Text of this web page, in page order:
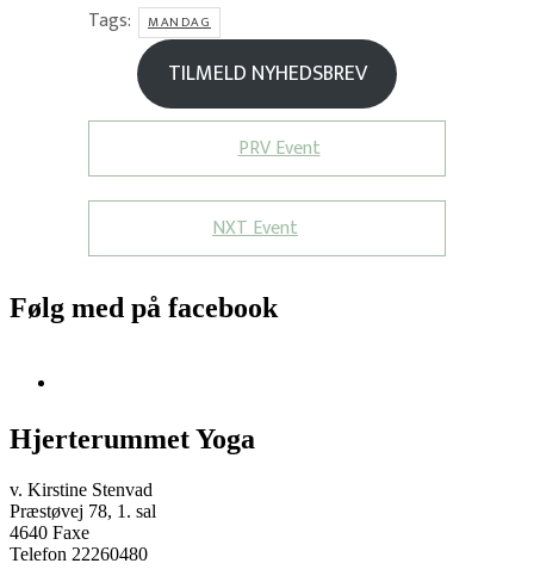
Tags: MANDAG
TILMELD NYHEDSBREV
PRV Event
NXT Event
Følg med på facebook
Hjerterummet Yoga
v. Kirstine Stenvad
Præstøvej 78, 1. sal
4640 Faxe
Telefon 22260480